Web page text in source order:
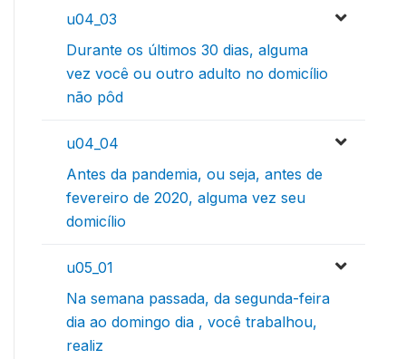
u04_03
Durante os últimos 30 dias, alguma
vez você ou outro adulto no domicílio
não pôd
u04_04
Antes da pandemia, ou seja, antes de
fevereiro de 2020, alguma vez seu
domicílio
u05_01
Na semana passada, da segunda-feira
dia ao domingo dia , você trabalhou,
realiz